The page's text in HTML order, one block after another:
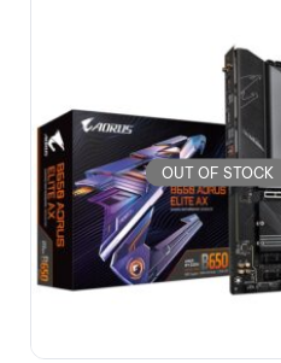
OUT OF STOCK